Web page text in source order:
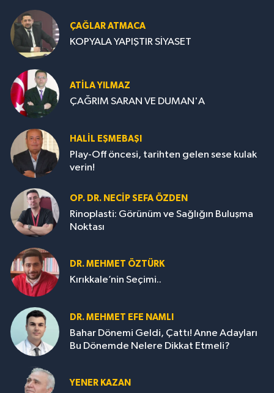
ÇAĞLAR ATMACA
KOPYALA YAPIŞTIR SİYASET
ATILA YILMAZ
ÇAĞRIM SARAN VE DUMAN'A
HALIL EŞMEBAŞI
Play-Off öncesi, tarihten gelen sese kulak
verin!
OP. DR. NECIP SEFA ÖZDEN
Rinoplasti: Görünüm ve Sağlığın Buluşma
Noktası
DR. MEHMET ÖZTÜRK
Kırıkkale’nin Seçimi..
DR. MEHMET EFE NAMLI
Bahar Dönemi Geldi, Çattı! Anne Adayları
Bu Dönemde Nelere Dikkat Etmeli?
YENER KAZAN